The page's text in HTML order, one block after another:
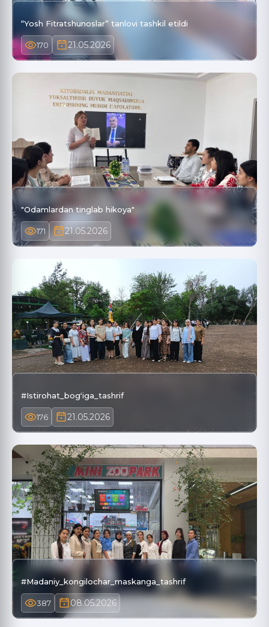
“Yosh Fitratshunoslar” tanlovi tashkil etildi
170 21.05.2026
"Odamlardan tinglab hikoya"
171 21.05.2026
#Istirohat_bogʻiga_tashrif
176 21.05.2026
#Madaniy_kongilochar_maskanga_tashrif
387 08.05.2026